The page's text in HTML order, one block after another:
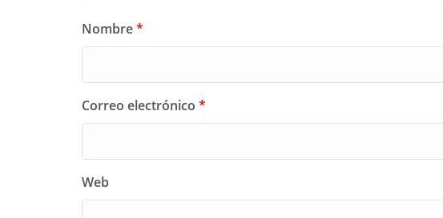
Nombre*
Correo electrónico *
Web